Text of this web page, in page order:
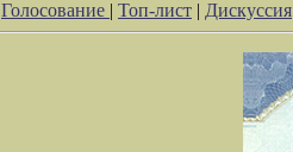
Голосование | Топ-лист | Дискуссия